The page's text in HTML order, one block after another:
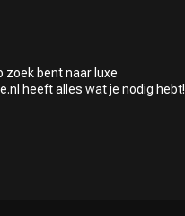
zoek bent naar luxe
heeft alles wat je nodig hebt!